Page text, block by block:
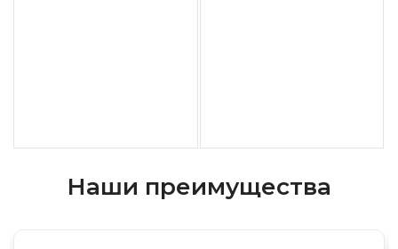
Наши преимущества